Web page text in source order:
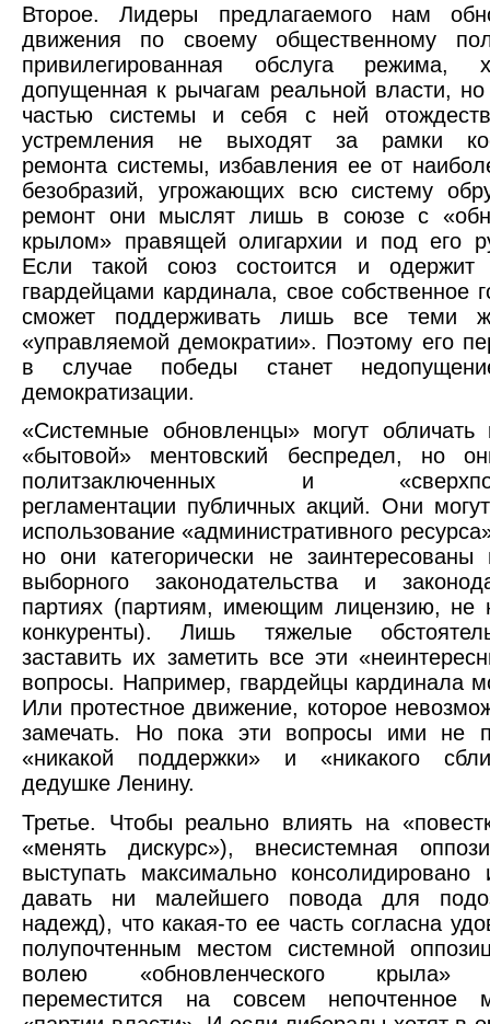
Второе. Лидеры предлагаемого нам
движения по своему общественному
привилегированная обслуга
допущенная к рычагам реальной власти,
частью системы и себя с ней
устремления не выходят за рамки
ремонта системы, избавления ее от
безобразий, угрожающих всю систему
ремонт они мыслят лишь в союзе с
крылом» правящей олигархии и под его
Если такой союз состоится и одержит
гвардейцами кардинала, свое собственное
сможет поддерживать лишь все теми
«управляемой демократии». Поэтому его
в случае победы станет
демократизации.
«Системные обновленцы» могут обличать
«бытовой» ментовский беспредел, но
политзаключенных и
регламентации публичных акций. Они могут
использование «административного
но они категорически не
выборного законодательства и
партиях (партиям, имеющим лицензию, не
конкуренты). Лишь тяжелые
заставить их заметить все эти
вопросы. Например, гвардейцы кардинала
Или протестное движение, которое
замечать. Но пока эти вопросы ими не
«никакой поддержки» и «никакого
дедушке Ленину.
Третье. Чтобы реально влиять на
«менять дискурс»), внесистемная
выступать максимально
давать ни малейшего повода для
надежд), что какая-то ее часть согласна
полупочтенным местом системной
волею «обновленческого крыла»
переместится на совсем непочтенное